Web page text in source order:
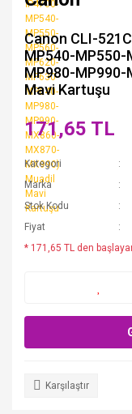
Canon CLI-
MP540-MP550-
MP980-MP990-
Mavi Kartuşu
171,65 TL
Kategori
Marka
Stok Kodu
Fiyat
* 171,65 TL den
Karşılaştır